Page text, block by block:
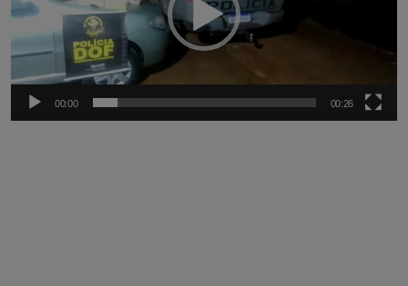
00:00 00:26